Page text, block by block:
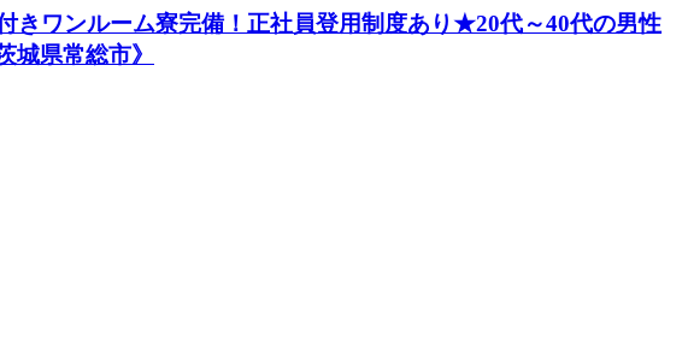
ワンルーム寮完備！正社員登用制度あり★20代～40代の男性
県常総市》